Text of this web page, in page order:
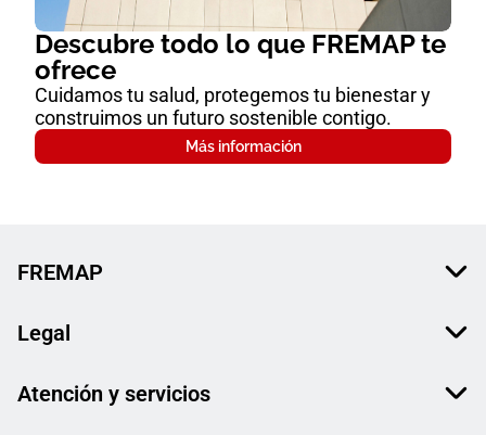
Descubre todo lo que FREMAP te
ofrece
Cuidamos tu salud, protegemos tu bienestar y
construimos un futuro sostenible contigo.
Más información
FREMAP
Legal
Atención y servicios